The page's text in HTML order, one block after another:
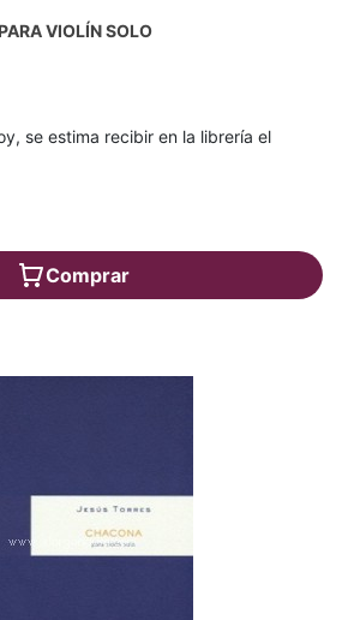
VIOLÍN SOLO
se estima recibir en la librería el
Comprar